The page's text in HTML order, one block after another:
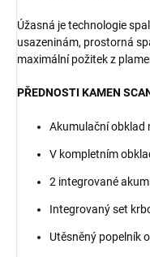
Úžasná je technologie
usazeninám, prostorná
maximální požitek z
PŘEDNOSTI KAMEN
Akumulační obklad
V kompletním
2 integrované
Integrovaný set
Utěsněný popelník